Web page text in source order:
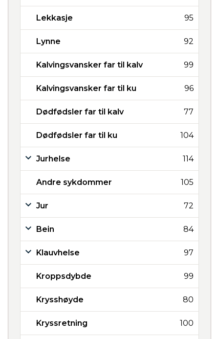
Lekkasje 95
Lynne 92
Kalvingsvansker far til kalv 99
Kalvingsvansker far til ku 96
Dødfødsler far til kalv 77
Dødfødsler far til ku 104
Jurhelse 114
Andre sykdommer 105
Jur 72
Bein 84
Klauvhelse 97
Kroppsdybde 99
Krysshøyde 80
Kryssretning 100